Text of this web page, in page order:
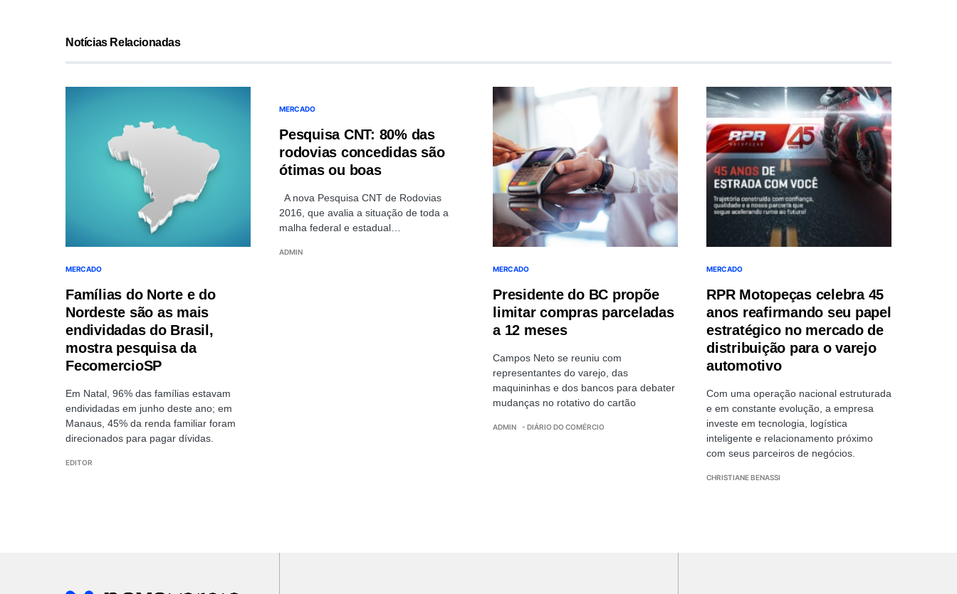
Notícias Relacionadas
MERCADO
Famílias do Norte e do
Nordeste são as mais
endividadas do Brasil,
mostra pesquisa da
FecomercioSP
Em Natal, 96% das famílias estavam
endividadas em junho deste ano; em
Manaus, 45% da renda familiar foram
direcionados para pagar dívidas.
EDITOR
MERCADO
Pesquisa CNT: 80% das
rodovias concedidas são
ótimas ou boas
A nova Pesquisa CNT de Rodovias
2016, que avalia a situação de toda a
malha federal e estadual…
ADMIN
MERCADO
Presidente do BC propõe
limitar compras parceladas
a 12 meses
Campos Neto se reuniu com
representantes do varejo, das
maquininhas e dos bancos para debater
mudanças no rotativo do cartão
ADMIN - DIÁRIO DO COMÉRCIO
MERCADO
RPR Motopeças celebra 45
anos reafirmando seu papel
estratégico no mercado de
distribuição para o varejo
automotivo
Com uma operação nacional estruturada
e em constante evolução, a empresa
investe em tecnologia, logística
inteligente e relacionamento próximo
com seus parceiros de negócios.
CHRISTIANE BENASSI